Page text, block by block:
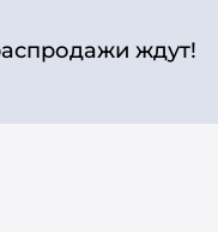
ждут!